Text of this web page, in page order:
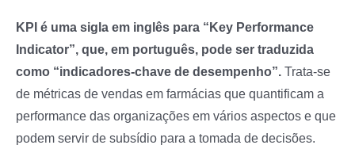
KPI é uma sigla em inglês para “Key Performance
Indicator”, que, em português, pode ser traduzida
como “indicadores-chave de desempenho”. Trata-se
de métricas de vendas em farmácias que quantificam a
performance das organizações em vários aspectos e que
podem servir de subsídio para a tomada de decisões.